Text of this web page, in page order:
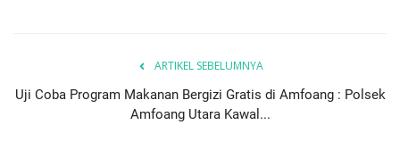
ARTIKEL SEBELUMNYA
Uji Coba Program Makanan Bergizi Gratis di Amfoang : Polsek
Amfoang Utara Kawal...